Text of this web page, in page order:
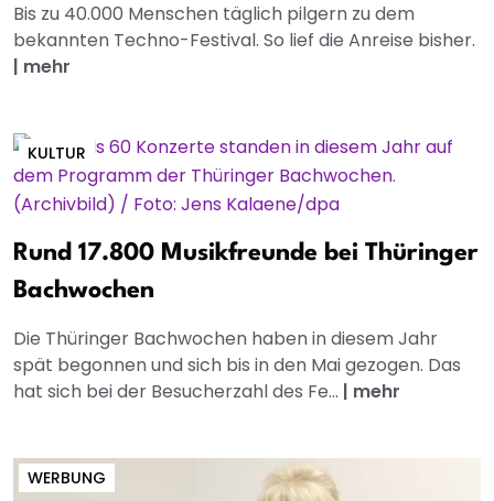
Bis zu 40.000 Menschen täglich pilgern zu dem
bekannten Techno-Festival. So lief die Anreise bisher.
| mehr
KULTUR
Rund 17.800 Musikfreunde bei Thüringer
Bachwochen
Die Thüringer Bachwochen haben in diesem Jahr
spät begonnen und sich bis in den Mai gezogen. Das
hat sich bei der Besucherzahl des Fe... | mehr
WERBUNG